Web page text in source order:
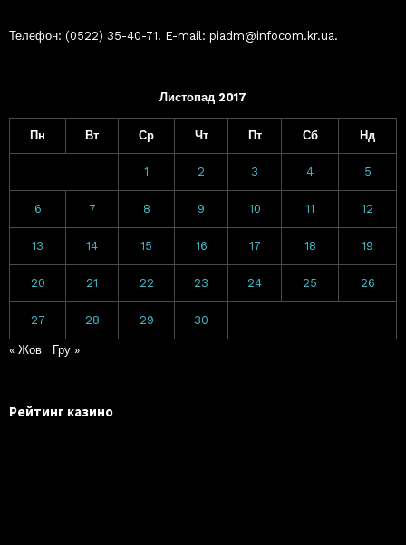
Телефон: (0522) 35-40-71. E-mail: piadm@infocom.kr.ua.
Листопад 2017
Пн Вт Ср Чт Пт Сб Нд
1 2 3 4 5
6 7 8 9 10 11 12
13 14 15 16 17 18 19
20 21 22 23 24 25 26
27 28 29 30
« Жов Гру »
Рейтинг казино